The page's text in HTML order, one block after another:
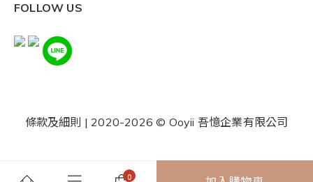
FOLLOW US
條款及細則 | 2020-2026 © Ooyii 吾憶企業有限公司